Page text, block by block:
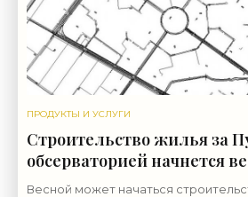
ПРОДУКТЫ И УСЛУГИ
Строительство жилья за
обсерваторией начнется
«Свежие новости
Весной может начаться